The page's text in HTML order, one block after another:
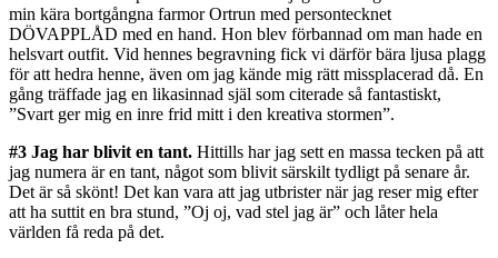
min kära bortgångna farmor Ortrun med persontecknet
DÖVAPPLÅD med en hand. Hon blev förbannad om man hade en
helsvart outfit. Vid hennes begravning fick vi därför bära ljusa plagg
för att hedra henne, även om jag kände mig rätt missplacerad då. En
gång träffade jag en likasinnad själ som citerade så fantastiskt,
”Svart ger mig en inre frid mitt i den kreativa stormen”.
#3 Jag har blivit en tant. Hittills har jag sett en massa tecken på att
jag numera är en tant, något som blivit särskilt tydligt på senare år.
Det är så skönt! Det kan vara att jag utbrister när jag reser mig efter
att ha suttit en bra stund, ”Oj oj, vad stel jag är” och låter hela
världen få reda på det.